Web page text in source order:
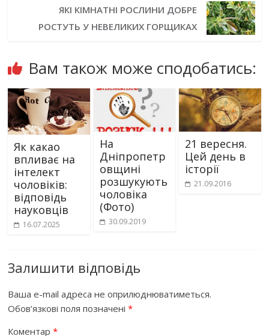
ЯКІ КІМНАТНІ РОСЛИНИ ДОБРЕ
РОСТУТЬ У НЕВЕЛИКИХ ГОРЩИКАХ
Вам також може сподобатись:
Як какао
впливає на
інтелект
чоловіків:
відповідь
науковців
16.07.2025
На
Дніпропетр
овщині
розшукують
чоловіка
(Фото)
30.09.2019
21 вересня.
Цей день в
історії
21.09.2016
Залишити відповідь
Ваша e-mail адреса не оприлюднюватиметься.
Обов’язкові поля позначені*
Коментар*